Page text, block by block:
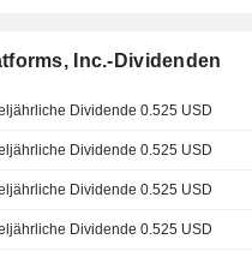
Inc.-Dividenden
Dividende 0.525 USD
Dividende 0.525 USD
Dividende 0.525 USD
Dividende 0.525 USD